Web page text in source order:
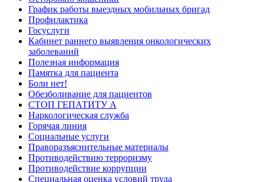
График работы выездных мобильных бригад
Профилактика
Госуслуги
Кабинет раннего выявления онкологических
заболеваний
Полезная информация
Памятка для пациента
Боли нет!
Обезболивание для пациентов
СТОП ГЕПАТИТУ А
Наркологическая служба
Горячая линия
Социальные услуги
Праворазъяснительные материалы
Противодействию терроризму
Противодействие коррупции
Специальная оценка условий труда